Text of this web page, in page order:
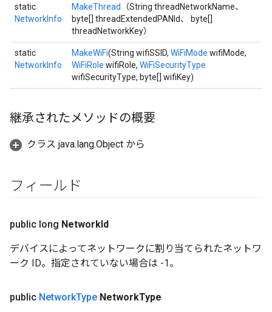
static
NetworkInfo
MakeThread
（String threadNetworkName、
byte[] threadExtendedPANId、 byte[]
threadNetworkKey）
static
NetworkInfo
MakeWiFi(String wifiSSID, WiFiMode wifiMode,
WiFiRole wifiRole, WiFiSecurityType
wifiSecurityType, byte[] wifiKey)
継承されたメソッドの概要
クラス java.lang.Object から
フィールド
public long NetworkId
デバイスによってネットワークに割り当てられたネットワ
ーク ID。指定されていない場合は -1。
public NetworkType NetworkType